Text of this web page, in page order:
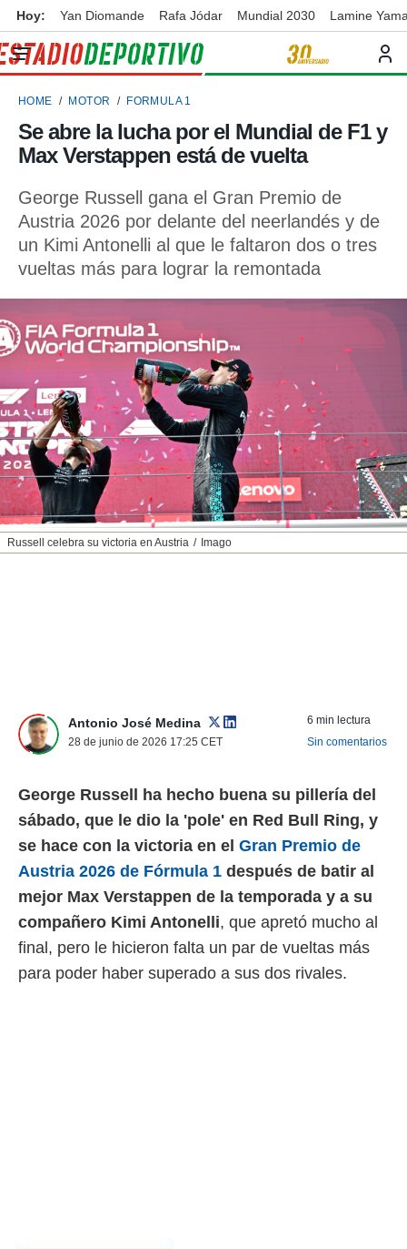
de
por
para
la
calidad.
a este
las
y
forma
digital
basada
permite
seguir
contenido
coste.
botón
en
así como
perfil
en
más
nuestra
de
ACEPTAR
Y
CONTINUAR
CONFIGURAR
Hoy: Yan Diomande Rafa Jódar Mundial 2030 Lamine
HOME MOTOR FORMULA 1
Se abre la lucha por el Mundial de F1 y
Max Verstappen está de vuelta
George Russell gana el Gran Premio de
Austria 2026 por delante del neerlandés y de
un Kimi Antonelli al que le faltaron dos o tres
vueltas más para lograr la remontada
Russell celebra su victoria en Austria Imago
Antonio José Medina
28 de junio de 2026 17:25 CET
6 min lectura
Sin comentarios
George Russell ha hecho buena su pillería del
sábado, que le dio la 'pole' en Red Bull Ring, y
se hace con la victoria en el Gran Premio de
Austria 2026 de Fórmula 1 después de batir al
mejor Max Verstappen de la temporada y a su
compañero Kimi Antonelli, que apretó mucho al
final, pero le hicieron falta un par de vueltas más
para poder haber superado a sus dos rivales.